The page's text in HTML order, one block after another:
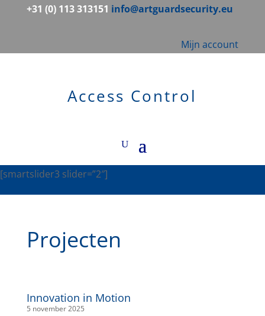
+31 (0) 113 313151 info@artguardsecurity.eu
Mijn account
Access Control
[smartslider3 slider=”2″]
Projecten
Innovation in Motion
5 november 2025